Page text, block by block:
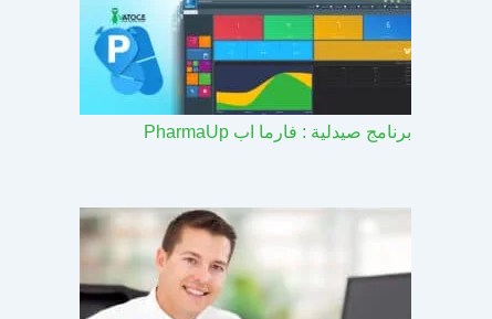
برنامج صيدلية : فارما اب PharmaUp​